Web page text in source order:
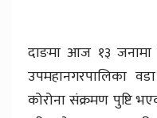
दाङमा आज १३ जनामा
उपमहानगरपालिका
कोरोना संक्रमण पुष्टि